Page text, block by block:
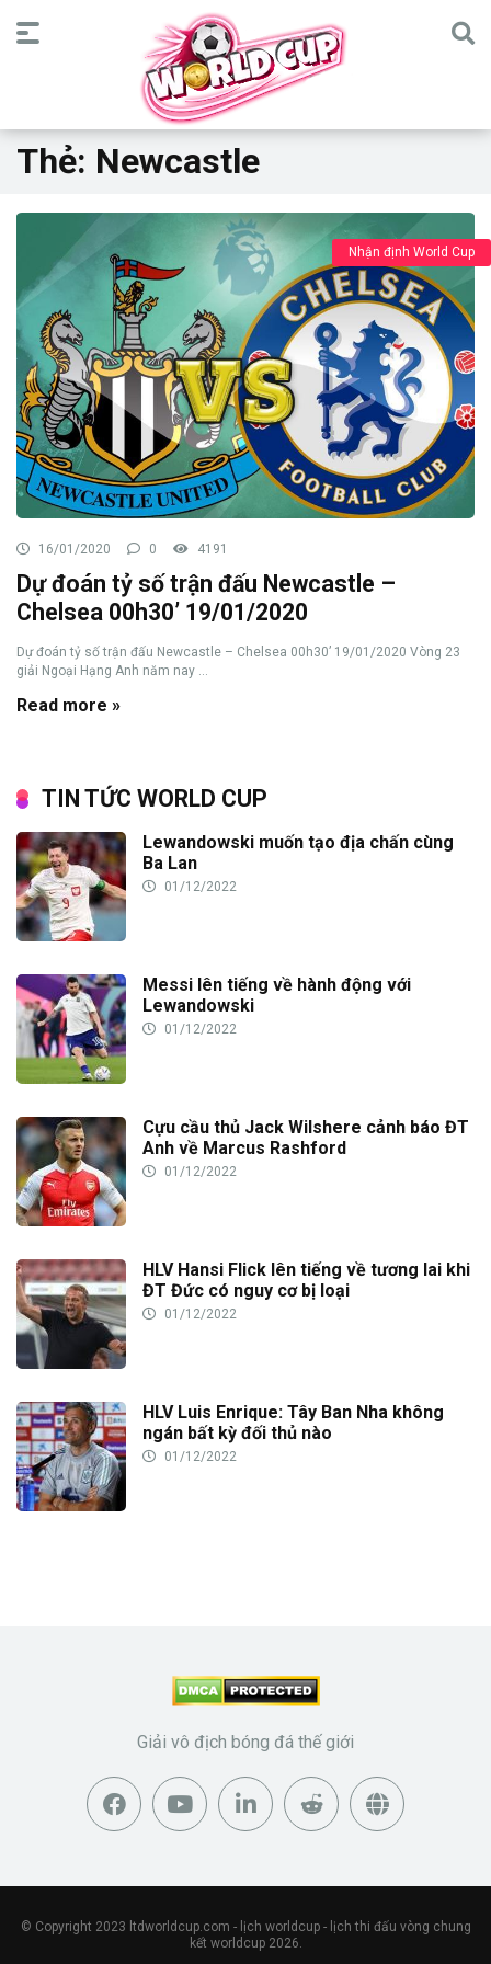
Thẻ: Newcastle
Nhận định World Cup
16/01/2020 0 4191
Dự đoán tỷ số trận đấu Newcastle –
Chelsea 00h30’ 19/01/2020
Dự đoán tỷ số trận đấu Newcastle – Chelsea 00h30’ 19/01/2020 Vòng 23
giải Ngoại Hạng Anh năm nay ...
Read more »
TIN TỨC WORLD CUP
Lewandowski muốn tạo địa chấn cùng
Ba Lan
01/12/2022
Messi lên tiếng về hành động với
Lewandowski
01/12/2022
Cựu cầu thủ Jack Wilshere cảnh báo ĐT
Anh về Marcus Rashford
01/12/2022
HLV Hansi Flick lên tiếng về tương lai khi
ĐT Đức có nguy cơ bị loại
01/12/2022
HLV Luis Enrique: Tây Ban Nha không
ngán bất kỳ đối thủ nào
01/12/2022
Giải vô địch bóng đá thế giới
© Copyright 2023 ltdworldcup.com - lịch worldcup - lịch thi đấu vòng chung
kết worldcup 2026.